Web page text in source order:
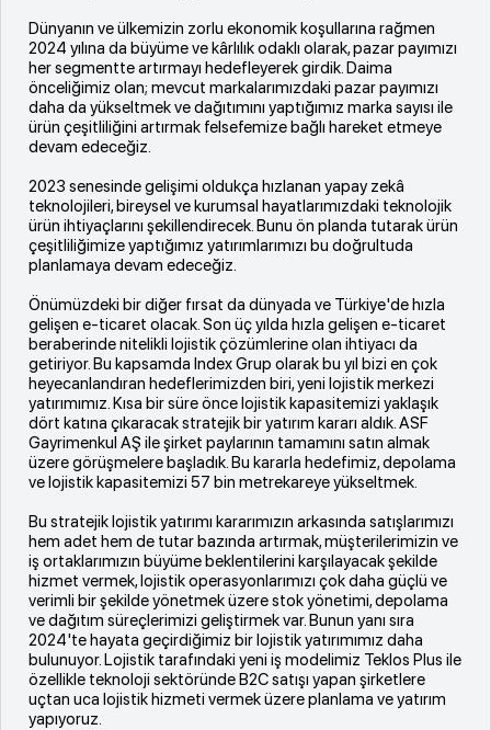
Dünyanın ve ülkemizin zorlu ekonomik koşullarına rağmen
2024 yılına da büyüme ve kârlılık odaklı olarak, pazar payımızı
her segmentte artırmayı hedefleyerek girdik. Daima
önceliğimiz olan; mevcut markalarımızdaki pazar payımızı
daha da yükseltmek ve dağıtımını yaptığımız marka sayısı ile
ürün çeşitliliğini artırmak felsefemize bağlı hareket etmeye
devam edeceğiz.
2023 senesinde gelişimi oldukça hızlanan yapay zekâ
teknolojileri, bireysel ve kurumsal hayatlarımızdaki teknolojik
ürün ihtiyaçlarını şekillendirecek. Bunu ön planda tutarak ürün
çeşitliliğimize yaptığımız yatırımlarımızı bu doğrultuda
planlamaya devam edeceğiz.
Önümüzdeki bir diğer fırsat da dünyada ve Türkiye'de hızla
gelişen e-ticaret olacak. Son üç yılda hızla gelişen e-ticaret
beraberinde nitelikli lojistik çözümlerine olan ihtiyacı da
getiriyor. Bu kapsamda Index Grup olarak bu yıl bizi en çok
heyecanlandıran hedeflerimizden biri, yeni lojistik merkezi
yatırımımız. Kısa bir süre önce lojistik kapasitemizi yaklaşık
dört katına çıkaracak stratejik bir yatırım kararı aldık. ASF
Gayrimenkul AŞ ile şirket paylarının tamamını satın almak
üzere görüşmelere başladık. Bu kararla hedefimiz, depolama
ve lojistik kapasitemizi 57 bin metrekareye yükseltmek.
Bu stratejik lojistik yatırımı kararımızın arkasında satışlarımızı
hem adet hem de tutar bazında artırmak, müşterilerimizin ve
iş ortaklarımızın büyüme beklentilerini karşılayacak şekilde
hizmet vermek, lojistik operasyonlarımızı çok daha güçlü ve
verimli bir şekilde yönetmek üzere stok yönetimi, depolama
ve dağıtım süreçlerimizi geliştirmek var. Bunun yanı sıra
2024'te hayata geçirdiğimiz bir lojistik yatırımımız daha
bulunuyor. Lojistik tarafındaki yeni iş modelimiz Teklos Plus ile
özellikle teknoloji sektöründe B2C satışı yapan şirketlere
uçtan uca lojistik hizmeti vermek üzere planlama ve yatırım
yapıyoruz.